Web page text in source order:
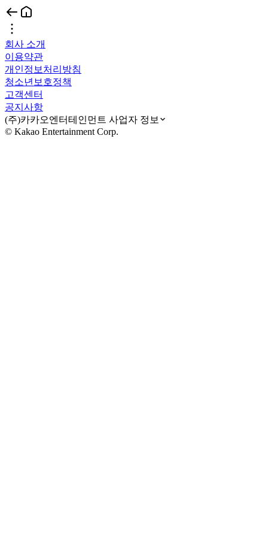
회사 소개
이용약관
개인정보처리방침
청소년보호정책
고객센터
공지사항
(주)카카오엔터테인먼트 사업자 정보
© Kakao Entertainment Corp.